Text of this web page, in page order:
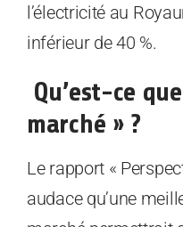
l’électricité au
inférieur de 40 %.
Qu’est-ce
marché » ?
Le rapport «
audace qu’une